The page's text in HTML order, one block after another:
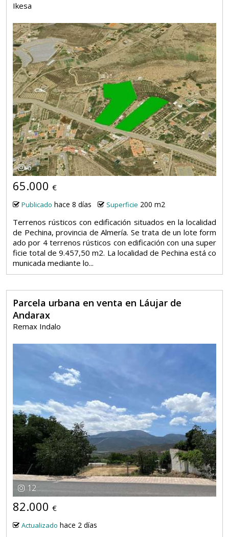
Ikesa
6
65.000 €
Publicado hace 8 días Superficie 200 m2
Terrenos rústicos con edificación situados en la localidad
de Pechina, provincia de Almería. Se trata de un lote form
ado por 4 terrenos rústicos con edificación con una super
ficie total de 9.457,50 m2. La localidad de Pechina está co
municada mediante lo...
Parcela urbana en venta en Láujar de
Andarax
Remax Indalo
12
82.000 €
Actualizado hace 2 días